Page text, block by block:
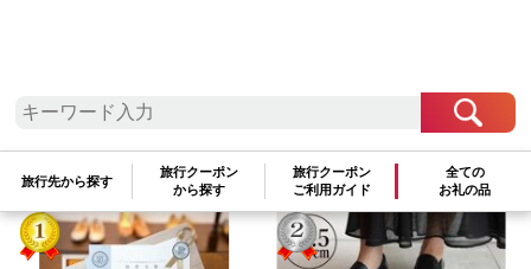
旅行先から探す
旅行クーポン
から探す
旅行クーポン
ご利用ガイド
全ての
お礼の品
検索結果一覧
参考寄附額順|新着順 |人気ランキング順